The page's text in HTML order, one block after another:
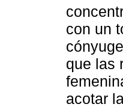
con un
que las
acotar